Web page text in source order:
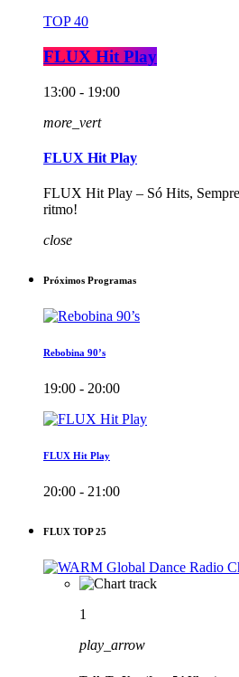
TOP 40
FLUX Hit Play
13:00 - 19:00
more_vert
FLUX Hit Play
FLUX Hit Play – Só Hits,
ritmo!
close
Próximos Programas
Rebobina 90’s
19:00 - 20:00
FLUX Hit Play
20:00 - 21:00
FLUX TOP 25
1
play_arrow